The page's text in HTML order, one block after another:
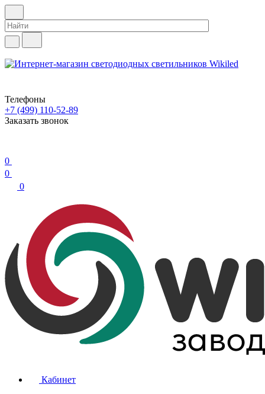
Телефоны
+7 (499) 110-52-89
Заказать звонок
0
0
0
Кабинет